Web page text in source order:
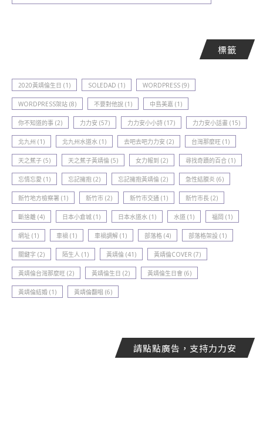
標籤
2020黃靖倫生日 (1) SOLEDAD (1) WORDPRESS (9)
WORDPRESS架站 (8) 不要對他說 (1) 中島美嘉 (1)
你不知道的事 (2) 力力安 (57) 力力安小小詩 (17) 力力安小話畫 (15)
北九州 (1) 北九州水道水 (1) 去吧去吧力力安 (2) 台灣那麼旺 (1)
天之蕉子 (5) 天之蕉子黃靖倫 (5) 女力報到 (2) 尋找奇蹟的百合 (1)
忘情忘愛 (1) 忘記擁抱 (2) 忘記擁抱黃靖倫 (2) 急性結膜炎 (6)
新竹地方檢察署 (1) 新竹巿 (2) 新竹巿交通 (1) 新竹巿長 (2)
斷捨離 (4) 日本小倉城 (1) 日本水道水 (1) 水道 (1) 福岡 (1)
網址 (1) 車禍 (1) 車禍調解 (1) 部落格 (4) 部落格架設 (1)
關鍵字 (2) 陌生人 (1) 黃靖倫 (41) 黃靖倫COVER (7)
黃靖倫台灣那麼旺 (2) 黃靖倫生日 (2) 黃靖倫生日會 (6)
黃靖倫結婚 (1) 黃靖倫翻唱 (6)
請點點廣告，支持力力安